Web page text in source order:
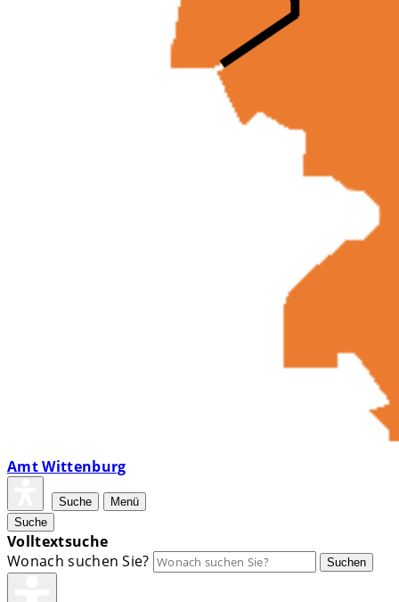
Amt Wittenburg
Suche
Menü
Suche
Volltextsuche
Wonach suchen Sie?
Suchen